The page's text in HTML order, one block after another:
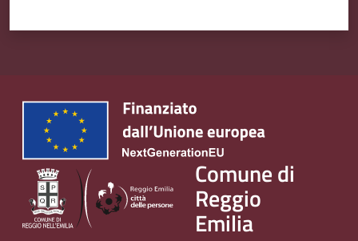
Comune di
Reggio
Emilia